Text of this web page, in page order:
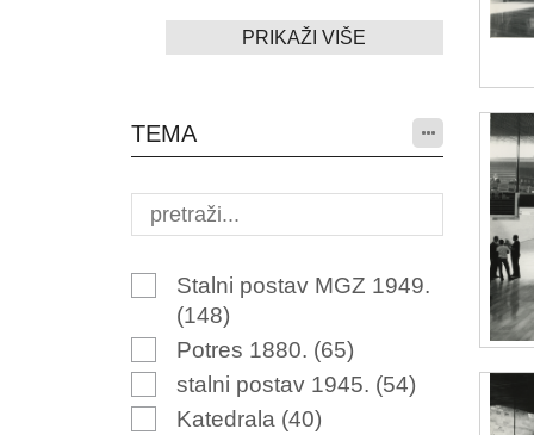
PRIKAŽI VIŠE
TEMA
Stalni postav MGZ 1949.
(148)
Potres 1880. (65)
stalni postav 1945. (54)
Katedrala (40)